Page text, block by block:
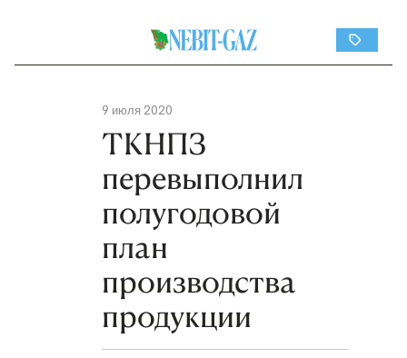
9 июля 2020
ТКНПЗ
перевыполнил
полугодовой
план
производства
продукции